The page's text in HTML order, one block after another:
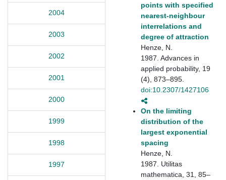
2004
2003
2002
2001
2000
1999
1998
1997
points with specified
nearest-neighbour
interrelations and
degree of attraction
Henze, N.
1987. Advances in
applied probability, 19
(4), 873–895.
doi:10.2307/1427106
On the limiting
distribution of the
largest exponential
spacing
Henze, N.
1987. Utilitas
mathematica, 31, 85–